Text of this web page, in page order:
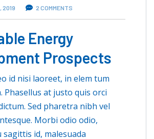
2019 2 COMMENTS
Energy
Prospects
id nisi laoreet, in elem tum
Phasellus at justo quis orci
Sed pharetra nibh vel
Morbi odio odio,
id, malesuada